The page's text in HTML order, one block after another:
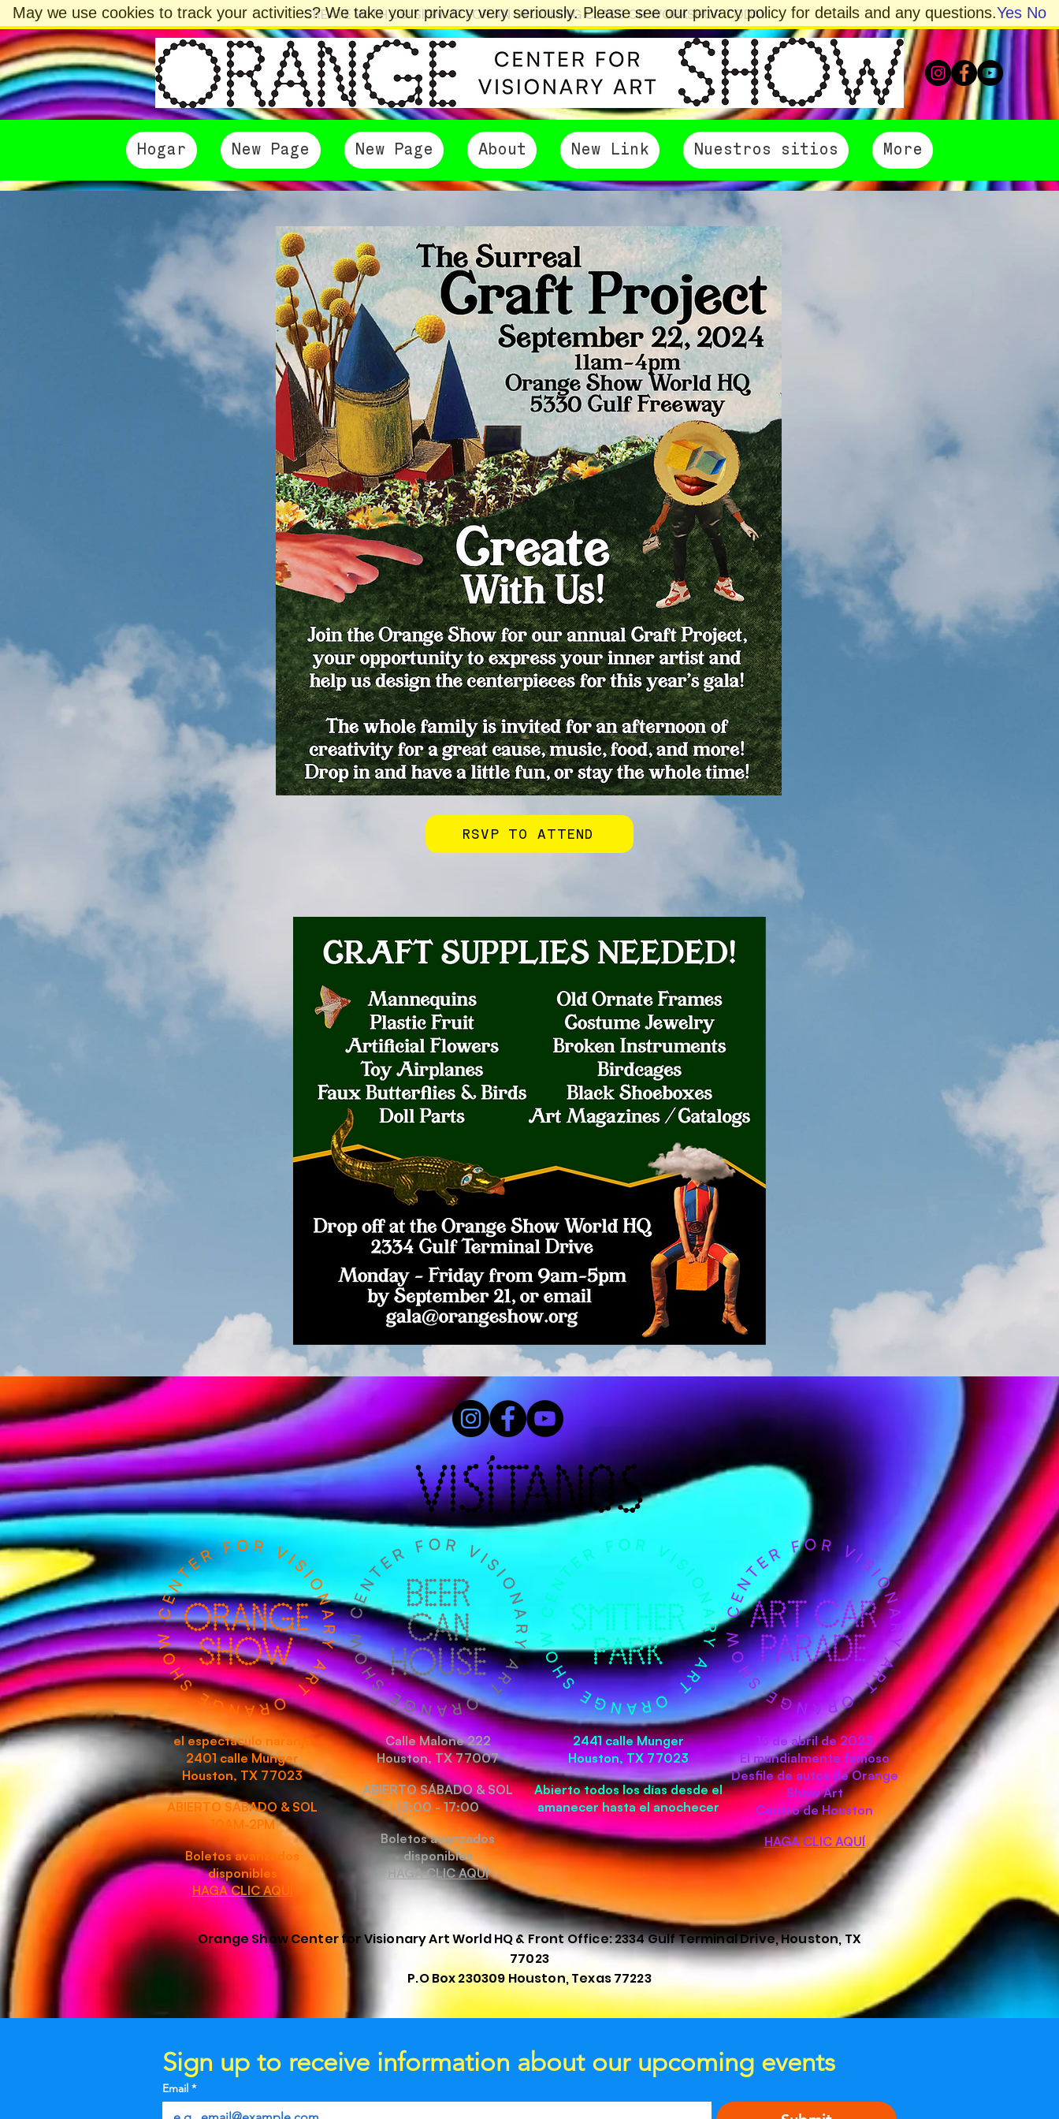
CREATE WITH US! SIGN UP FOR AN UPCOMING CLASS OR WORKSHOP TODAY
Hogar New Page New Page About New Link Nuestros sitios More
RSVP TO ATTEND
VISÍTANOS
el espectáculo naranja
2401 calle Munger
Houston, TX 77023
ABIERTO SÁBADO & SOL
10AM-2PM
Boletos avanzados
disponibles
HAGA CLIC AQUÍ
Calle Malone 222
Houston, TX 77007
ABIERTO SÁBADO & SOL
13:00 - 17:00
Boletos avanzados
disponibles
HAGA CLIC AQUÍ
2441 calle Munger
Houston, TX 77023
Abierto todos los días desde el
amanecer hasta el anochecer
15 de abril de 2023
El mundialmente famoso
Desfile de autos de Orange
Show Art
Centro de Houston
HAGA CLIC AQUÍ
Orange Show Center for Visionary Art World HQ & Front Office: 2334 Gulf Terminal Drive, Houston, TX
77023
P.O Box 230309 Houston, Texas 77223
Sign up to receive information about our upcoming events
Email *
May we use cookies to track your activities? We take your privacy very seriously. Please see our privacy policy for details and any questions.Yes No